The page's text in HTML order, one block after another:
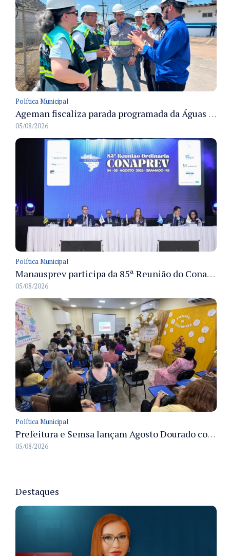
Política Municipal
Ageman fiscaliza parada programada da Águas de Manaus e acompanha restabelecimento gradual do abastecimento em Manaus
05/08/2026
Política Municipal
Manausprev participa da 85ª Reunião do Conaprev e discute governança e sustentabilidade dos RPPS em Gramado
05/08/2026
Política Municipal
Prefeitura e Semsa lançam Agosto Dourado com ações para fortalecer o aleitamento materno em Manaus
05/08/2026
Destaques